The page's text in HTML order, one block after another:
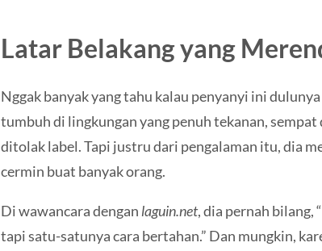
Latar Belakang yang
Nggak banyak yang tahu kalau penyanyi ini
tumbuh di lingkungan yang penuh tekanan,
ditolak label. Tapi justru dari pengalaman itu, dia
cermin buat banyak orang.
Di wawancara denganlaguin.net, dia pernah bilang,
tapi satu-satunya cara bertahan.” Dan mungkin,